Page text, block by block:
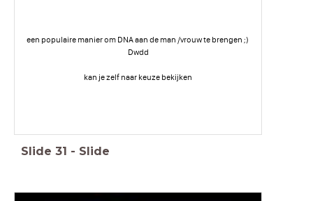
een populaire manier om DNA aan de man /vrouw te brengen ;)
Dwdd
kan je zelf naar keuze bekijken
Slide 31 - Slide